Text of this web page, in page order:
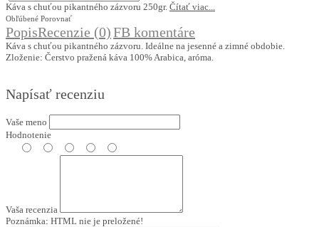
Káva s chuťou pikantného zázvoru 250gr. Čítať viac...
Obľúbené Porovnať
PopisRecenzie (0)FB komentáre
Káva s chuťou pikantného zázvoru. Ideálne na jesenné a zimné obdobie.
Zloženie: Čerstvo pražená káva 100% Arabica, aróma.
Napísať recenziu
Vaše meno
Hodnotenie
Vaša recenzia
Poznámka: HTML nie je preložené!